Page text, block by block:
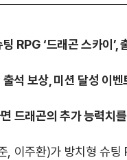
팅 RPG‘드래곤 스카이’,
석 보상, 미션 달성 이
드래곤의 추가 능력치
, 이주환)가 방치형 슈팅